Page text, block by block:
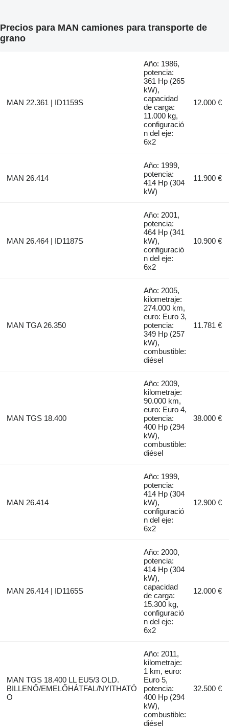
Precios para MAN camiones para transporte de
grano
MAN 22.361 | ID1159S
Año: 1986,
potencia:
361 Hp (265
kW),
capacidad
de carga:
11.000 kg,
configuració
n del eje:
6x2
12.000 €
MAN 26.414
Año: 1999,
potencia:
414 Hp (304
kW)
11.900 €
MAN 26.464 | ID1187S
Año: 2001,
potencia:
464 Hp (341
kW),
configuració
n del eje:
6x2
10.900 €
MAN TGA 26.350
Año: 2005,
kilometraje:
274.000 km,
euro: Euro 3,
potencia:
349 Hp (257
kW),
combustible:
diésel
11.781 €
MAN TGS 18.400
Año: 2009,
kilometraje:
90.000 km,
euro: Euro 4,
potencia:
400 Hp (294
kW),
combustible:
diésel
38.000 €
MAN 26.414
Año: 1999,
potencia:
414 Hp (304
kW),
configuració
n del eje:
6x2
12.900 €
MAN 26.414 | ID1165S
Año: 2000,
potencia:
414 Hp (304
kW),
capacidad
de carga:
15.300 kg,
configuració
n del eje:
6x2
12.000 €
MAN TGS 18.400 LL EU5/3 OLD.
BILLENŐ/EMELŐHÁTFAL/NYITHATÓ
O
Año: 2011,
kilometraje:
1 km, euro:
Euro 5,
potencia:
400 Hp (294
kW),
combustible:
diésel
32.500 €